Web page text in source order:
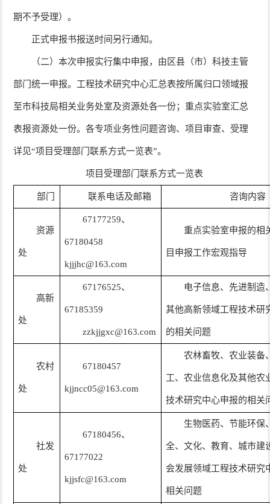
期不予受理）。
正式申报书报送时间另行通知。
（二）本次申报实行集中申报，由区县（市）科技主管
部门统一申报。工程技术研究中心汇总表按所属归口领域报
至市科技局相关业务处室及资源处各一份；重点实验室汇总
表报资源处一份。各专项业务性问题咨询、项目审查、受理
详见“项目受理部门联系方式一览表”。
项目受理部门联系方式一览表
部门 联系电话及邮箱 咨询内容
资源
处
67177259、
67180458
kjjjhc@163.com
重点实验室申报的相
目申报工作宏观指导
高新
处
67176525、
67185359
zzkjjgxc@163.com
电子信息、先进制造
其他高新领域工程技术研
的相关问题
农村
处
67180457
kjjncc05@163.com
农林畜牧、农业装备
工、农业信息化及其他农
技术研究中心申报的相关
社发
处
67180456、
67177022
kjjsfc@163.com
生物医药、节能环保
全、文化、教育、城市建
会发展领域工程技术研究
相关问题